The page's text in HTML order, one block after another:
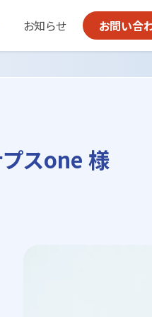
お知らせ お問い合
スone 様